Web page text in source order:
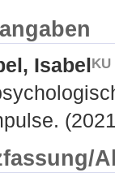
Isabel